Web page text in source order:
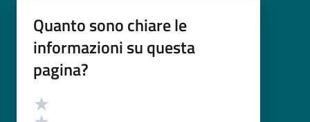
Quanto sono chiare le
informazioni su questa
pagina?
Valutazione